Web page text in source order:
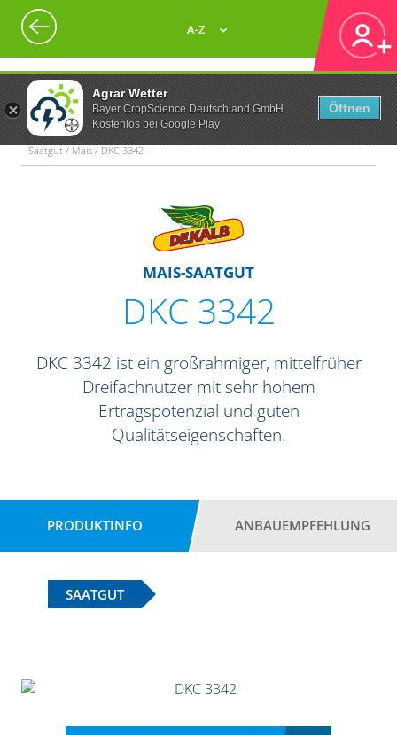
Agrar Wetter
Bayer CropScience Deutschland GmbH
Kostenlos bei Google Play
Öffnen
A-Z
Saatgut / Mais / DKC 3342
MAIS-SAATGUT
DKC 3342
DKC 3342 ist ein großrahmiger, mittelfrüher
Dreifachnutzer mit sehr hohem
Ertragspotenzial und guten
Qualitätseigenschaften.
PRODUKTINFO ANBAUEMPFEHLUNG
SAATGUT